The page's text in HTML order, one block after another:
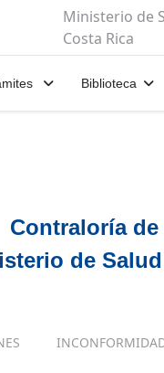
Ministerio de
Costa Rica
Biblioteca
Contraloría
de